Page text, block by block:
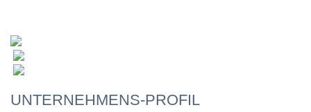
UNTERNEHMENS-PROFIL